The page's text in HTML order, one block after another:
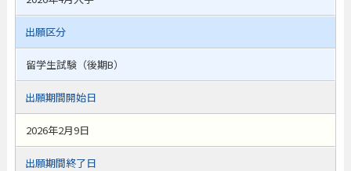
出願区分
留学生試験（後期B）
出願期間開始日
2026年2月9日
出願期間終了日